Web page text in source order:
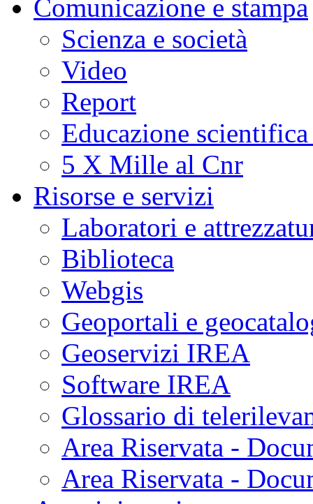
Comunicazione e stampa
Scienza e società
Video
Report
Educazione
5 X Mille al Cnr
Risorse e servizi
Laboratori e
Biblioteca
Webgis
Geoportali e
Geoservizi IREA
Software IREA
Glossario di
Area Riservata -
Area Riservata -